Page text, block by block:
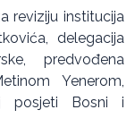
reviziju institucija
delegacija
predvođena
Yenerom,
posjeti Bosni i